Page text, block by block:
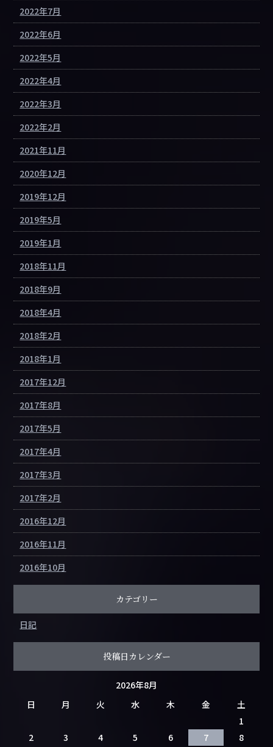
2022年7月
2022年6月
2022年5月
2022年4月
2022年3月
2022年2月
2021年11月
2020年12月
2019年12月
2019年5月
2019年1月
2018年11月
2018年9月
2018年4月
2018年2月
2018年1月
2017年12月
2017年8月
2017年5月
2017年4月
2017年3月
2017年2月
2016年12月
2016年11月
2016年10月
カテゴリー
日記
投稿日カレンダー
2026年8月
日
月 火 水 木 金
土
1
2
3 4 5 6 7 8